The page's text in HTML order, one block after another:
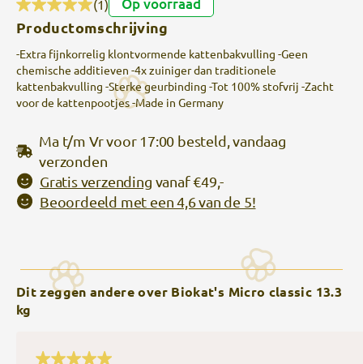
(1)
Productomschrijving
-Extra fijnkorrelig klontvormende kattenbakvulling -Geen
chemische additieven -4x zuiniger dan traditionele
kattenbakvulling -Sterke geurbinding -Tot 100% stofvrij -Zacht
voor de kattenpootjes -Made in Germany
Ma t/m Vr voor 17:00 besteld, vandaag
verzonden
Gratis verzending vanaf €49,-
Beoordeeld met een 4,6 van de 5!
Dit zeggen andere over Biokat's Micro classic 13.3
kg